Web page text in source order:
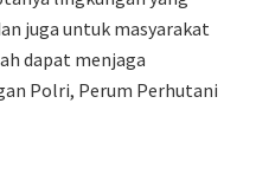
juga untuk masyarakat
dapat menjaga
Polri, Perum Perhutani